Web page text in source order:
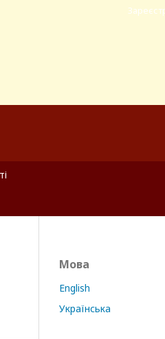
Мова
English
Українська